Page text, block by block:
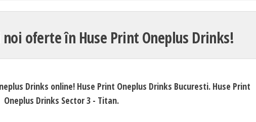
noi oferte în Huse Print Oneplus Drinks!
Drinks online! Huse Print Oneplus Drinks Bucuresti. Huse Print
Oneplus Drinks Sector 3 - Titan.